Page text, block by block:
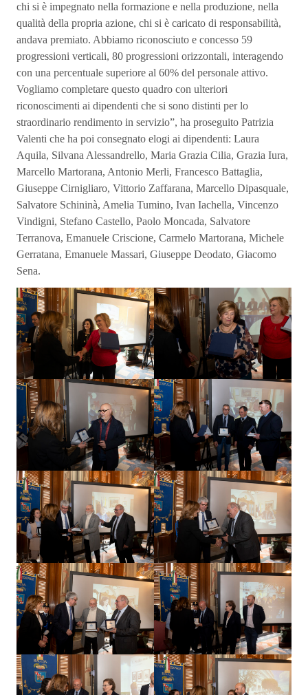
chi si è impegnato nella formazione e nella produzione, nella
qualità della propria azione, chi si è caricato di responsabilità,
andava premiato. Abbiamo riconosciuto e concesso 59
progressioni verticali, 80 progressioni orizzontali, interagendo
con una percentuale superiore al 60% del personale attivo.
Vogliamo completare questo quadro con ulteriori
riconoscimenti ai dipendenti che si sono distinti per lo
straordinario rendimento in servizio”, ha proseguito Patrizia
Valenti che ha poi consegnato elogi ai dipendenti: Laura
Aquila, Silvana Alessandrello, Maria Grazia Cilia, Grazia Iura,
Marcello Martorana, Antonio Merli, Francesco Battaglia,
Giuseppe Cirnigliaro, Vittorio Zaffarana, Marcello Dipasquale,
Salvatore Schininà, Amelia Tumino, Ivan Iachella, Vincenzo
Vindigni, Stefano Castello, Paolo Moncada, Salvatore
Terranova, Emanuele Criscione, Carmelo Martorana, Michele
Gerratana, Emanuele Massari, Giuseppe Deodato, Giacomo
Sena.